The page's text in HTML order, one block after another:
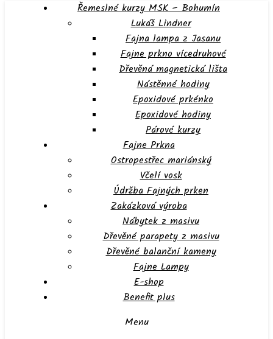
Řemeslné kurzy MSK – Bohumín
Lukáš Lindner
Fajna lampa z Jasanu
Fajne prkno vícedruhové
Dřevěná magnetická lišta
Nástěnné hodiny
Epoxidové prkénko
Epoxidové hodiny
Párové kurzy
Fajne Prkna
Ostropestřec mariánský
Včelí vosk
Údržba Fajných prken
Zakázková výroba
Nábytek z masivu
Dřevěné parapety z masivu
Dřevěné balanční kameny
Fajne Lampy
E-shop
Benefit plus
Menu